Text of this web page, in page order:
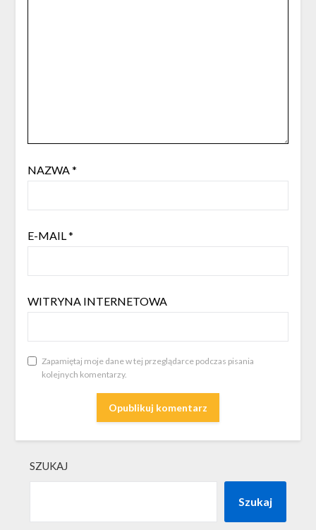
NAZWA*
E-MAIL*
WITRYNA INTERNETOWA
Zapamiętaj moje dane w tej przeglądarce podczas pisania
kolejnych komentarzy.
SZUKAJ
Szukaj